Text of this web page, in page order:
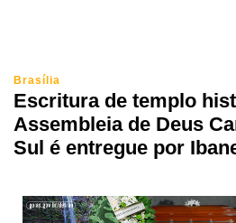
Brasília
Escritura de templo
Assembleia de Deus
Sul é entregue por